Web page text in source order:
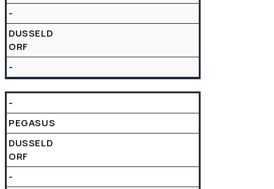
-
DUSSELD
ORF
-
-
PEGASUS
DUSSELD
ORF
-